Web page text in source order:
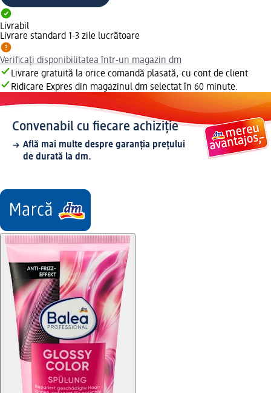
Livrabil
Livrare standard 1-3 zile lucrătoare
Verificați disponibilitatea într-un magazin dm
Livrare gratuită la orice comandă plasată, cu cont de client
Ridicare Expres din magazinul dm selectat în 60 minute.
Convenabil cu fiecare achiziție
Află mai multe despre garanția prețului
de durată la dm.